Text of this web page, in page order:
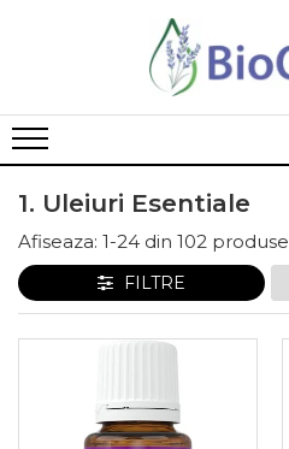
1. Uleiuri Esentiale
Afiseaza: 1-24 din 102 produse
FILTRE